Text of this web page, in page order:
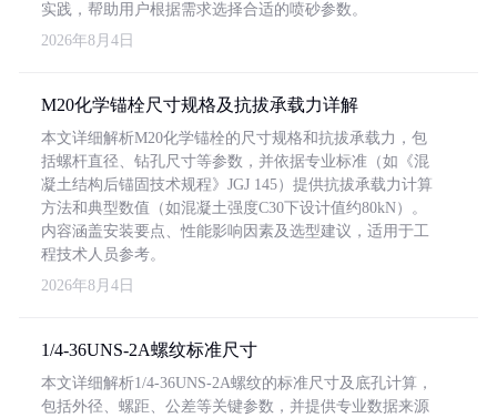
实践，帮助用户根据需求选择合适的喷砂参数。
2026年8月4日
M20化学锚栓尺寸规格及抗拔承载力详解
本文详细解析M20化学锚栓的尺寸规格和抗拔承载力，包
括螺杆直径、钻孔尺寸等参数，并依据专业标准（如《混
凝土结构后锚固技术规程》JGJ 145）提供抗拔承载力计算
方法和典型数值（如混凝土强度C30下设计值约80kN）。
内容涵盖安装要点、性能影响因素及选型建议，适用于工
程技术人员参考。
2026年8月4日
1/4-36UNS-2A螺纹标准尺寸
本文详细解析1/4-36UNS-2A螺纹的标准尺寸及底孔计算，
包括外径、螺距、公差等关键参数，并提供专业数据来源